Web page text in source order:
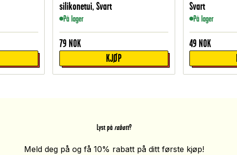
silikonetui, Svart
På lager
79 NOK
KJØP
Svart
På lager
49 NOK
Lyst på rabatt?
Meld deg på og få 10% rabatt på ditt første kjøp!